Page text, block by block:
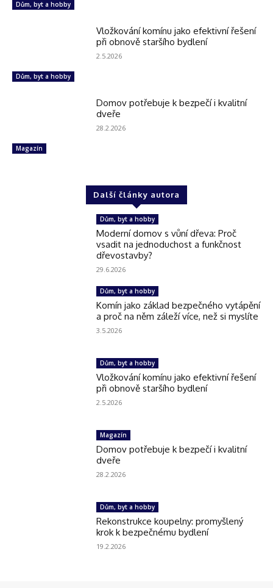
Dům, byt a hobby
Dům, byt a hobby
Vložkování komínu jako efektivní řešení
při obnově staršího bydlení
2.5.2026
Magazín
Domov potřebuje k bezpečí i kvalitní
dveře
28.2.2026
Další články autora
Dům, byt a hobby
Moderní domov s vůní dřeva: Proč
vsadit na jednoduchost a funkčnost
dřevostavby?
29.6.2026
Dům, byt a hobby
Komín jako základ bezpečného vytápění
a proč na něm záleží více, než si myslíte
3.5.2026
Dům, byt a hobby
Vložkování komínu jako efektivní řešení
při obnově staršího bydlení
2.5.2026
Magazín
Domov potřebuje k bezpečí i kvalitní
dveře
28.2.2026
Dům, byt a hobby
Rekonstrukce koupelny: promyšlený
krok k bezpečnému bydlení
19.2.2026